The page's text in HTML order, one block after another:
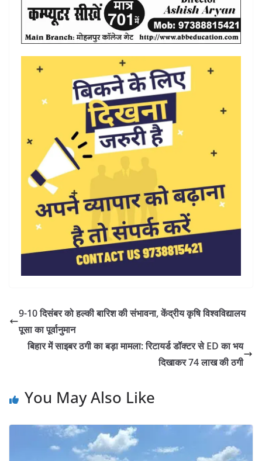
9-10 दिसंबर को हल्की बारिश की संभावना, केंद्रीय कृषि विश्वविद्यालय
पूसा का पूर्वानुमान
बिहार में साइबर ठगी का बड़ा मामला: रिटायर्ड डॉक्टर से ED का भय
दिखाकर 74 लाख की ठगी
You May Also Like